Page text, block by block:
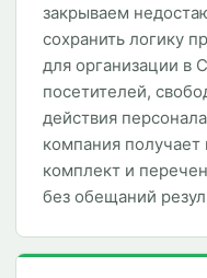
закрываем
сохранить логику
для организации в
посетителей,
действия
компания
комплект и
без обещаний